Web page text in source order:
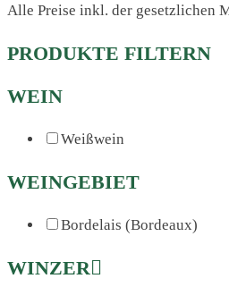
Alle Preise inkl. der gesetzlichen
PRODUKTE FILTERN
WEIN
Weißwein
WEINGEBIET
Bordelais (Bordeaux)
WINZER